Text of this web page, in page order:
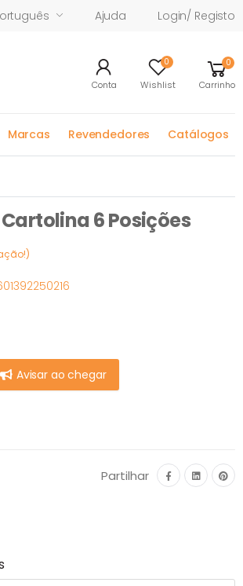
Ajuda Login/ Registo
Conta
0
Wishlist
0
Carrinho
Marcas Revendedores Catálogos
6 Posições
Avisar ao chegar
Partilhar